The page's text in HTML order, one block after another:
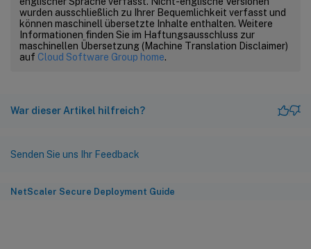
wurden ausschließlich zu Ihrer Bequemlichkeit verfasst und
können maschinell übersetzte Inhalte enthalten. Weitere
Informationen finden Sie im Haftungsausschluss zur
maschinellen Übersetzung (Machine Translation Disclaimer)
auf Cloud Software Group home.
War dieser Artikel hilfreich?
Senden Sie uns Ihr Feedback
NetScaler Secure Deployment Guide